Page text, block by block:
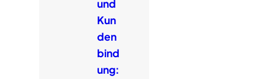
und
Kun
den
bind
ung: